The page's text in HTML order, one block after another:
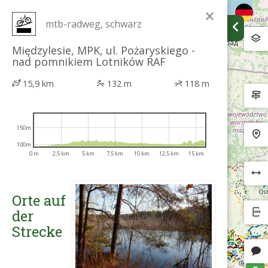
×
mtb-radweg, schwarz
Międzylesie, MPK, ul. Pożaryskiego -
nad pomnikiem Lotników RAF
15,9 km 132 m 118 m
0 m 2,5 km 5 km 7,5 km 10 km 12,5 km 15 km
100m
150m
Orte auf
der
Strecke